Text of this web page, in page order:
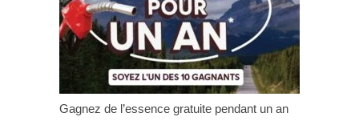
Gagnez de l’essence gratuite pendant un an